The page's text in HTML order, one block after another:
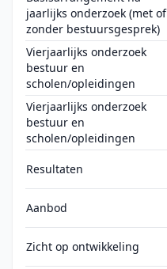
jaarlijks onderzoek (met of
zonder bestuursgesprek)
Vierjaarlijks onderzoek
bestuur en
scholen/opleidingen
Vierjaarlijks onderzoek
bestuur en
scholen/opleidingen
Resultaten
Aanbod
Zicht op ontwikkeling